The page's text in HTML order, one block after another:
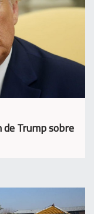
de Trump sobre